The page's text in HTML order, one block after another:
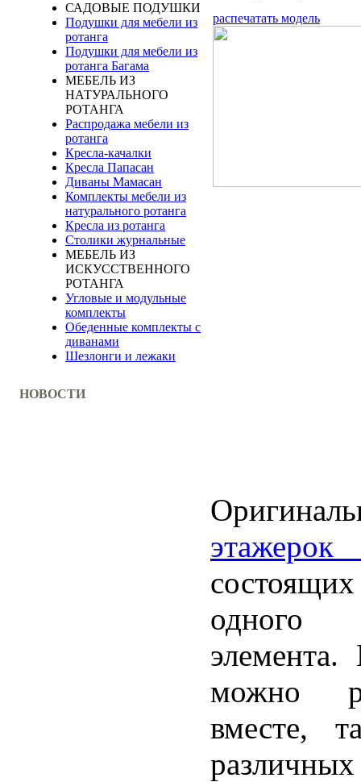
САДОВЫЕ ПОДУШКИ
Подушки для мебели из
ротанга
Подушки для мебели из
ротанга Багама
МЕБЕЛЬ ИЗ
НАТУРАЛЬНОГО
РОТАНГА
Распродажа мебели из
ротанга
Кресла-качалки
Кресла Папасан
Диваны Мамасан
Комплекты мебели из
натурального ротанга
Кресла из ротанга
Столики журнальные
МЕБЕЛЬ ИЗ
ИСКУССТВЕННОГО
РОТАНГА
Угловые и модульные
комплекты
Обеденные комплекты с
диванами
Шезлонги и лежаки
НОВОСТИ
распечатать модель
одного
можно
вместе,